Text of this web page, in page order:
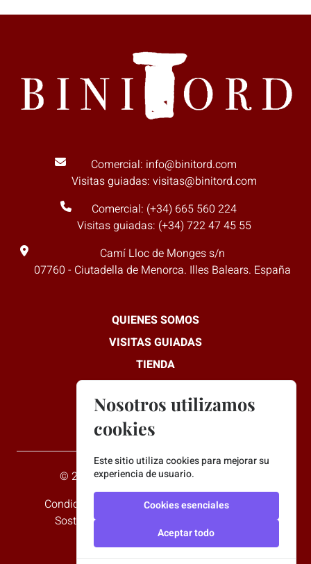
Comercial: info@binitord.com
Visitas guiadas: visitas@binitord.com
Comercial: (+34) 665 560 224
Visitas guiadas: (+34) 722 47 45 55
Camí Lloc de Monges s/n
07760 - Ciutadella de Menorca. Illes Balears. España
QUIENES SOMOS
VISITAS GUIADAS
TIENDA
NUESTRO TRABAJO
© 2023 Binitord, Inc. All rights reserved.
Condiciones
Aviso Legal Política de privacidad
Sostenibilidad
Nosotros utilizamos
cookies
Este sitio utiliza cookies para mejorar su
experiencia de usuario.
Cookies esenciales
Aceptar todo